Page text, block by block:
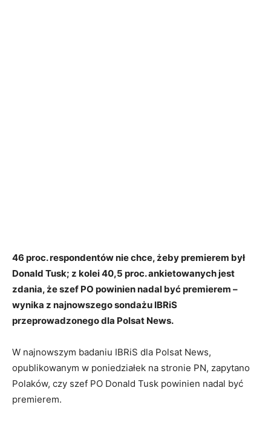
46 proc. respondentów nie chce, żeby premierem był
Donald Tusk; z kolei 40,5 proc. ankietowanych jest
zdania, że szef PO powinien nadal być premierem –
wynika z najnowszego sondażu IBRiS
przeprowadzonego dla Polsat News.
W najnowszym badaniu IBRiS dla Polsat News,
opublikowanym w poniedziałek na stronie PN, zapytano
Polaków, czy szef PO Donald Tusk powinien nadal być
premierem.